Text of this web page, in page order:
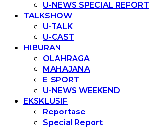
U-NEWS SPECIAL REPORT
TALKSHOW
U-TALK
U-CAST
HIBURAN
OLAHRAGA
MAHAJANA
E-SPORT
U-NEWS WEEKEND
EKSKLUSIF
Reportase
Special Report